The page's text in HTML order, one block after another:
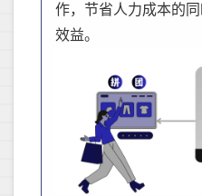
作，节省人力成本的
效益。